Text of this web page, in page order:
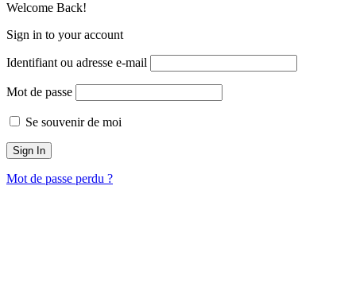
Welcome Back!
Sign in to your account
Identifiant ou adresse e-mail
Mot de passe
Se souvenir de moi
Mot de passe perdu ?